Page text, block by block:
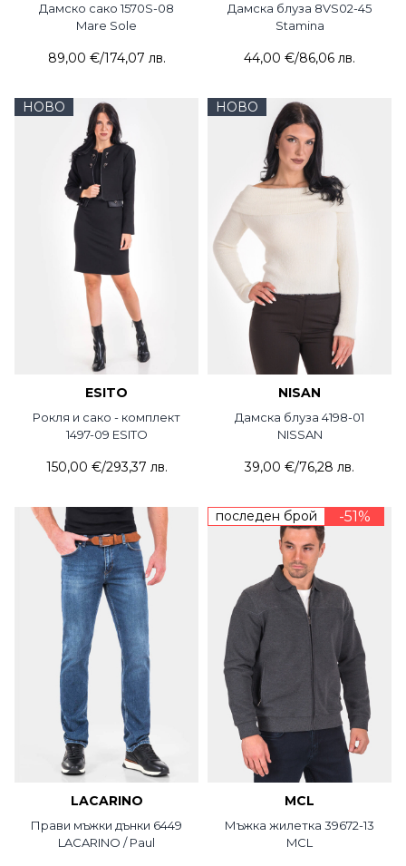
Дамско сако 1570S-08
Mare Sole
89,00 €/174,07 лв.
Дамска блуза 8VS02-45
Stamina
44,00 €/86,06 лв.
НОВО
ESITO
Рокля и сако - комплект
1497-09 ESITO
150,00 €/293,37 лв.
НОВО
NISAN
Дамска блуза 4198-01
NISSAN
39,00 €/76,28 лв.
LACARINO
Прави мъжки дънки 6449
LACARINO / Paul
последен брой -51%
MCL
Мъжка жилетка 39672-13
MCL